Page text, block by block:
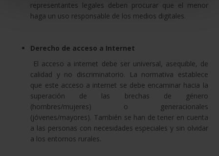
representantes legales deben procurar que el menor
haga un uso responsable de los medios digitales.
Derecho de acceso a Internet
El acceso a internet debe ser universal, asequible, de
calidad y no discriminatorio. La normativa establece
que este acceso a internet se debe encaminar hacia la
superación de las brechas de género
(hombres/mujeres) o generacionales
(jóvenes/mayores). También se han de tener en cuenta
a las personas con necesidades especiales y sin olvidar
a los entornos rurales.